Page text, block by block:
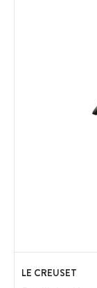
LE CREUSET